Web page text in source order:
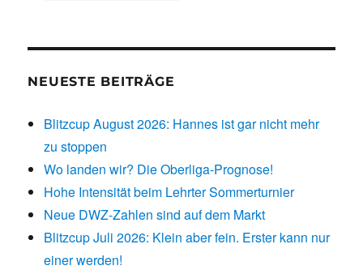
NEUESTE BEITRÄGE
Blitzcup August 2026: Hannes ist gar nicht mehr
zu stoppen
Wo landen wir? Die Oberliga-Prognose!
Hohe Intensität beim Lehrter Sommerturnier
Neue DWZ-Zahlen sind auf dem Markt
Blitzcup Juli 2026: Klein aber fein. Erster kann nur
einer werden!